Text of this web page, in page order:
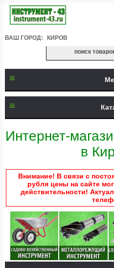
ВАШ ГОРОД: КИРОВ
Интернет-
в
Внимание! В связи с
рубля цены на сайте
действительности!